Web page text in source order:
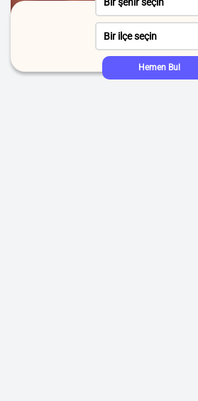
Bir ilçe seçin
Hemen Bul